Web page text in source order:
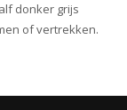
donker grijs
of vertrekken.